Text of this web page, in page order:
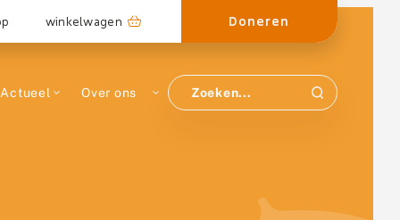
winkelwagen Doneren
Actueel Over ons